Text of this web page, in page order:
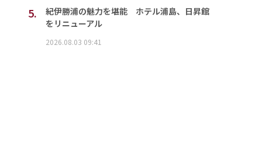
5.
紀伊勝浦の魅力を堪能 ホテル浦島、日昇館
をリニューアル
2026.08.03 09:41